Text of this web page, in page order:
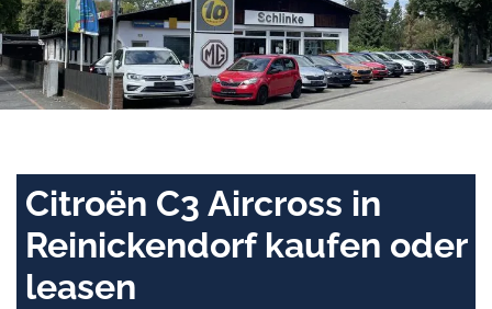
Citroën C3 Aircross in
Reinickendorf kaufen oder
leasen